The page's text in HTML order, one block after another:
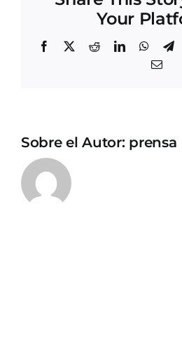
Your
Facebook
X RedditLinkedIn
Sobre el Autor: prensa